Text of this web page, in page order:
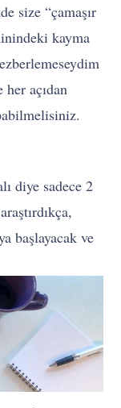
size “çamaşır
kayma
açıdan
diye sadece 2
başlayacak ve